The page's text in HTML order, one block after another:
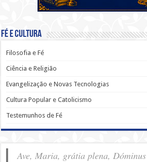
Fé e Cultura
Filosofia e Fé
Ciência e Religião
Evangelização e Novas Tecnologias
Cultura Popular e Catolicismo
Testemunhos de Fé
Ave, Maria, grátia plena, Dóminus